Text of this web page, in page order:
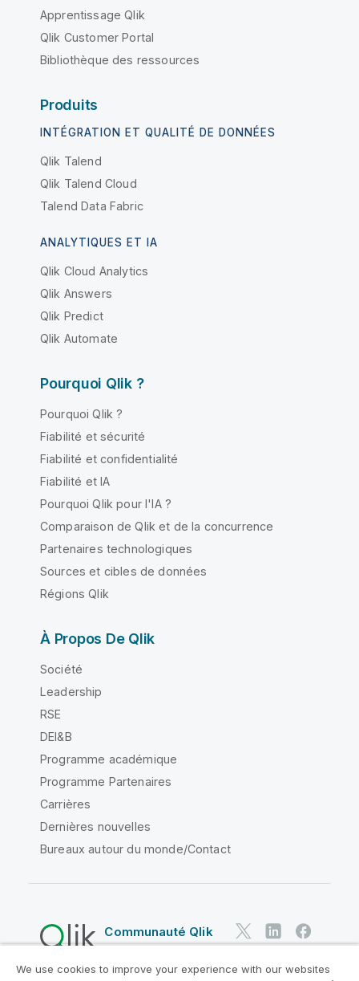
Apprentissage Qlik
Qlik Customer Portal
Bibliothèque des ressources
Produits
INTÉGRATION ET QUALITÉ DE DONNÉES
Qlik Talend
Qlik Talend Cloud
Talend Data Fabric
ANALYTIQUES ET IA
Qlik Cloud Analytics
Qlik Answers
Qlik Predict
Qlik Automate
Pourquoi Qlik ?
Pourquoi Qlik ?
Fiabilité et sécurité
Fiabilité et confidentialité
Fiabilité et IA
Pourquoi Qlik pour l'IA ?
Comparaison de Qlik et de la concurrence
Partenaires technologiques
Sources et cibles de données
Régions Qlik
À Propos De Qlik
Société
Leadership
RSE
DEI&B
Programme académique
Programme Partenaires
Carrières
Dernières nouvelles
Bureaux autour du monde/Contact
Communauté Qlik
Contrats juridiques
We use cookies to improve your experience with our websites